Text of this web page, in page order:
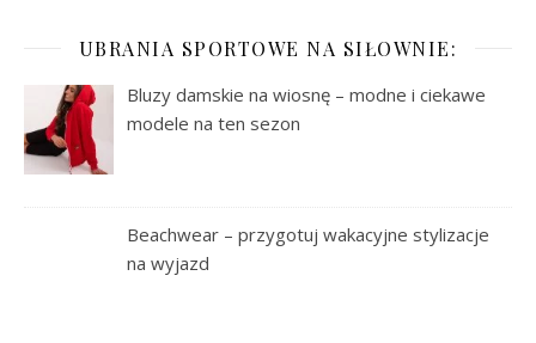
UBRANIA SPORTOWE NA SIŁOWNIE:
Bluzy damskie na wiosnę – modne i ciekawe
modele na ten sezon
Beachwear – przygotuj wakacyjne stylizacje
na wyjazd